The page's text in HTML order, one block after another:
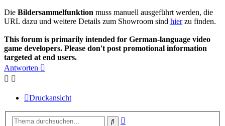
Die Bildersammelfunktion muss manuell ausgeführt werden, die
URL dazu und weitere Details zum Showroom sind hierzu finden.
This forum is primarily intended for German-language video
game developers. Please don't post promotional information
targeted at end users.
Antworten
Druckansicht
Suche